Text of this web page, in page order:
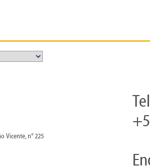
Vicente, n° 225